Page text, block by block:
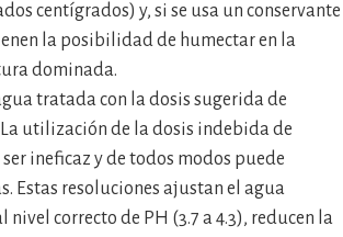
centígrados) y, si se usa un conservante
la posibilidad de humectar en la
dominada.
tratada con la dosis sugerida de
utilización de la dosis indebida de
ineficaz y de todos modos puede
Estas resoluciones ajustan el agua
correcto de PH (3.7 a 4.3), reducen la